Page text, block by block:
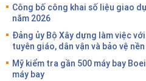
Công bố công khai số liệu giao
năm 2026
Đảng ủy Bộ Xây dựng làm việc
tuyên giáo, dân vận và bảo vệ
Mỹ kiểm tra gần 500 máy bay
máy bay